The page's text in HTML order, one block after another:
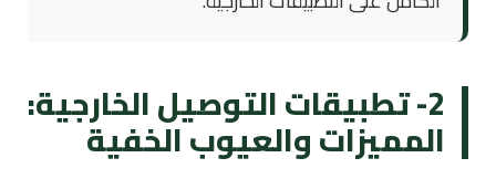
2- تطبيقات التوصيل الخارجية:
المميزات والعيوب الخفية